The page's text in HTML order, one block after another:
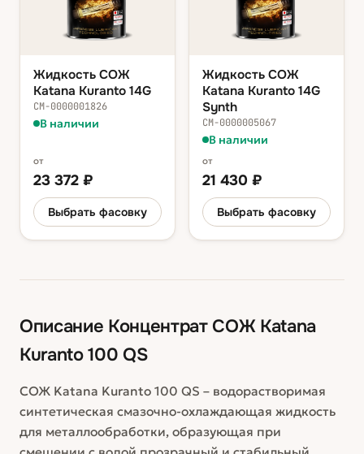
Жидкость СОЖ
Katana Kuranto 14G
СМ-0000001826
В наличии
от
23 372 ₽
Выбрать фасовку
Жидкость СОЖ
Katana Kuranto 14G
Synth
СМ-0000005067
В наличии
от
21 430 ₽
Выбрать фасовку
Описание Концентрат СОЖ Katana
Kuranto 100 QS
СОЖ Katana Kuranto 100 QS – водорастворимая
синтетическая смазочно-охлаждающая жидкость
для металлообработки, образующая при